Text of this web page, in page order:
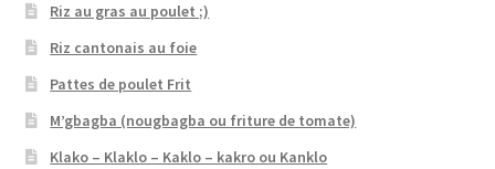
Riz au gras au poulet ;)
Riz cantonais au foie
Pattes de poulet Frit
M’gbagba (nougbagba ou friture de tomate)
Klako – Klaklo – Kaklo – kakro ou Kanklo